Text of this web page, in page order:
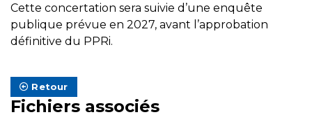
Cette concertation sera suivie d’une enquête
publique prévue en 2027, avant l’approbation
définitive du PPRi.
Retour
Fichiers associés